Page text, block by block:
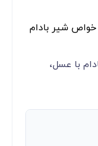
خواص شیر بادام
با عسل،